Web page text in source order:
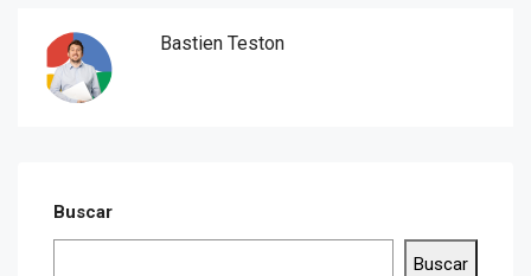
Bastien Teston
Buscar
Buscar